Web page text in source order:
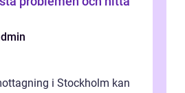
i Stockholm kan